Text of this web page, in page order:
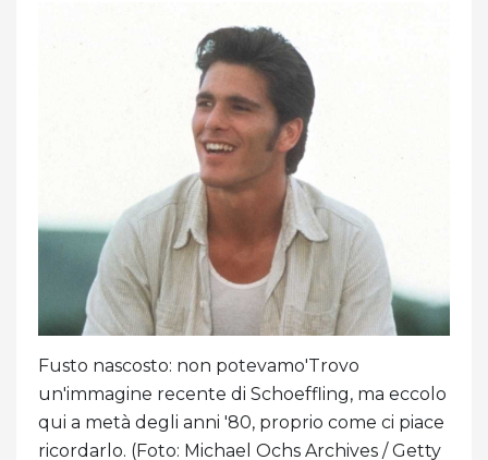
Fusto nascosto: non potevamo'Trovo
un'immagine recente di Schoeffling, ma eccolo
qui a metà degli anni '80, proprio come ci piace
ricordarlo. (Foto: Michael Ochs Archives / Getty